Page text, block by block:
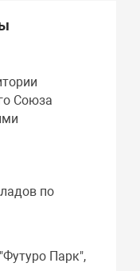
Союза
по
Парк",